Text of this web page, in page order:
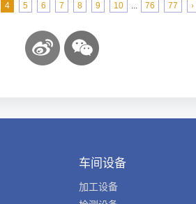
4 5 6 7 8 9 10 ... 76 77 ›
车间设备
加工设备